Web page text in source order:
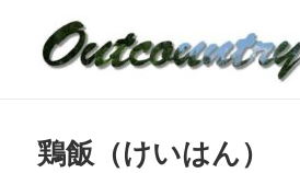
鶏飯（けいはん）